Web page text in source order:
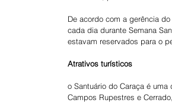
De acordo com a gerência
cada dia durante Semana
estavam reservados para o
Atrativos turísticos
o Santuário do Caraça é
Campos Rupestres e